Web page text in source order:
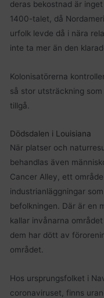
deras bekostnad är
1400-talet, då
urfolk levde då i nära
inte ta mer än den
Kolonisatörerna
så stor utsträckning
tillgå.
Dödsdalen i Louisiana
När platser och
behandlas även
Cancer Alley, ett
industrianläggningar
befolkningen. Där är en
kallar invånarna
dem har dött av
området.
Hos ursprungsfolket i
coronaviruset, finns